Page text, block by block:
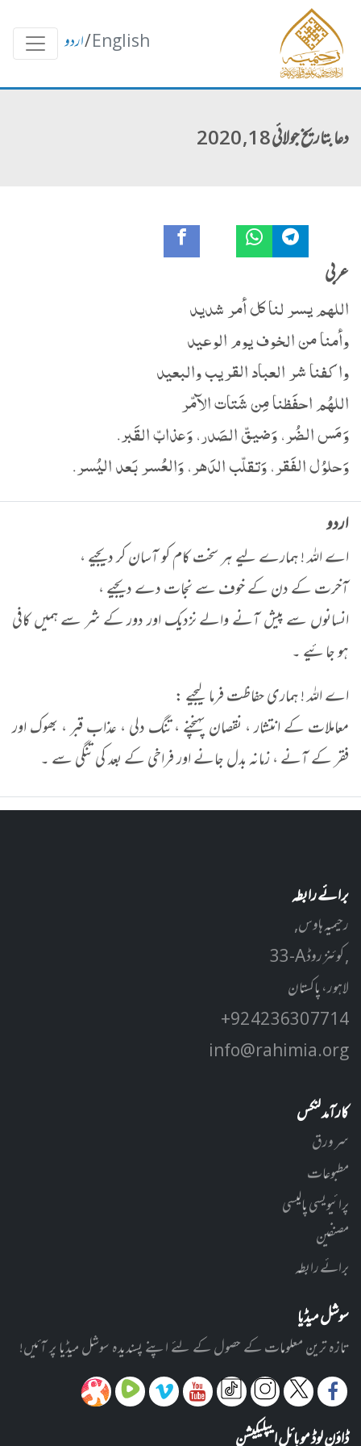
English
/اردو
دعا بتاریخ جولائی 18, 2020
عربی
اللهم يسر لنا كل أمر شديد
وأمنا من الخوف يوم الوعيد
واكفنا شر العباد القريب والبعيد
اللهُم احفَظنا مِن شَتات الآمّر
وَمَس الضُر، وَضيقّ الصَدر، وَعذابّ القَبر.
وَحلوُل الفَقر، وَتقلّب الدَهر، وَالعُسر بَعد اليُسر.
اردو
اے اللہ ! ہمارے لیے ہر سخت کام کو آسان کر دیجیے ،
آخرت کے دن کے خوف سے نجات دے دیجیے ،
انسانوں سے پیش آنے والے نزدیک اور دور کے شر سے ہمیں کافی
ہو جائیے ۔
اے اللہ ! ہماری حفاظت فرما لیجیے :
معاملات کے انتشار ، نقصان پہنچنے ، تنگ دلی ، عذاب قبر ، بھوک اور
فقر کے آنے ، زمانہ بدل جانے اور فراخی کے بعد کی تنگی سے ۔
برائے رابطہ
رحیمیہ ہاوس,
33-A کوئنز روڈ ,
لاہور، پاکستان
+92 42 3630 7714
info@rahimia.org
کارآمد لنکس
سر ورق
مطبوعات
پرائیویسی پالیسی
مصنفین
برائے رابطہ
سوشل میڈیا
تازہ ترین معلومات کے حصول کے لئے اپنے پسندیدہ سوشل میڈیا پر آئیں!